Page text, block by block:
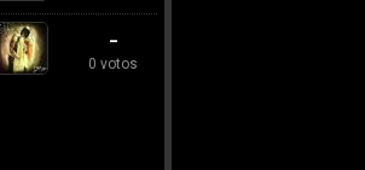
-
0 votos